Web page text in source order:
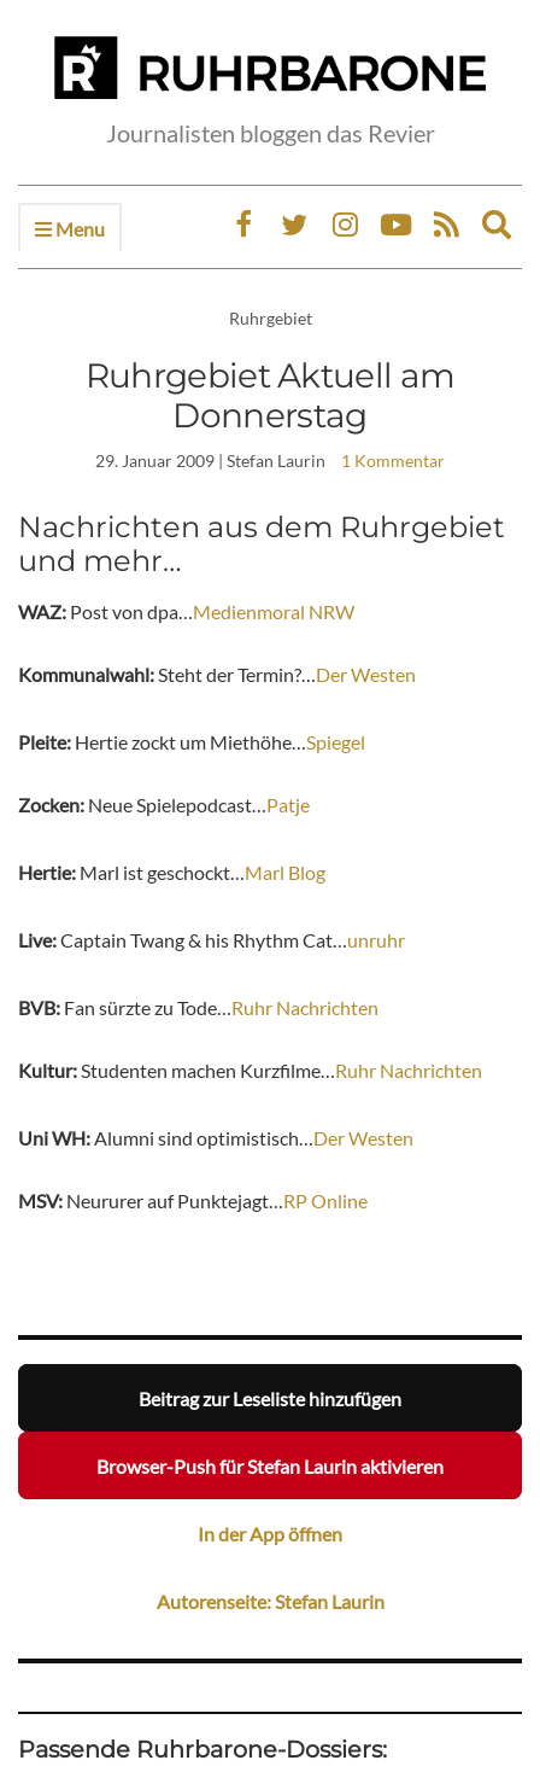
Journalisten bloggen das Revier
Menu
Ruhrgebiet
Ruhrgebiet Aktuell am
Donnerstag
29. Januar 2009 | Stefan Laurin 1 Kommentar
Nachrichten aus dem Ruhrgebiet
und mehr…
WAZ: Post von dpa…Medienmoral NRW
Kommunalwahl:Steht der Termin?…Der Westen
Pleite: Hertie zockt um Miethöhe…Spiegel
Zocken: Neue Spielepodcast…Patje
Hertie: Marl ist geschockt…Marl Blog
Live:Captain Twang & his Rhythm Cat…unruhr
BVB: Fan sürzte zu Tode…Ruhr Nachrichten
Kultur:Studenten machen Kurzfilme…Ruhr Nachrichten
Uni WH:Alumni sind optimistisch…Der Westen
MSV: Neururer auf Punktejagt…RP Online
Beitrag zur Leseliste hinzufügen
Browser-Push für Stefan Laurin aktivieren
In der App öffnen
Autorenseite: Stefan Laurin
Passende Ruhrbarone-Dossiers: